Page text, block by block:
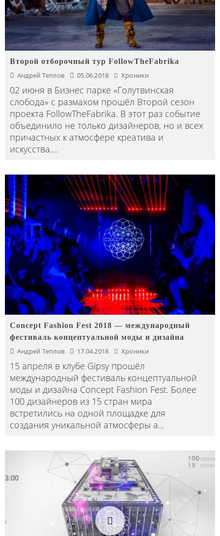
Второй отборочный тур FollowTheFabrika
Андрей Теплов 05.06.2018 Хроники
02 июня в Бизнес парке «Голутвинская
слобода» с размахом прошёл Второй сезон
проекта FollowTheFabrika. В этот раз событие
объединило не только дизайнеров, но и всех
причастных к атмосфере креатива и
искусства....
Concept Fashion Fest 2018 — международный
фестиваль концептуальной моды и дизайна
Андрей Теплов 17.04.2018 Хроники
15 апреля в клубе Gipsy прошёл
международный фестиваль концептуальной
моды и дизайна Concept Fashion Fest. Более
100 дизайнеров из 15 стран мира
встретились на одной площадке для
создания уникальной атмосферы а...